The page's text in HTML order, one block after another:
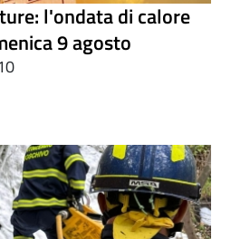
l'ondata di calore
9 agosto